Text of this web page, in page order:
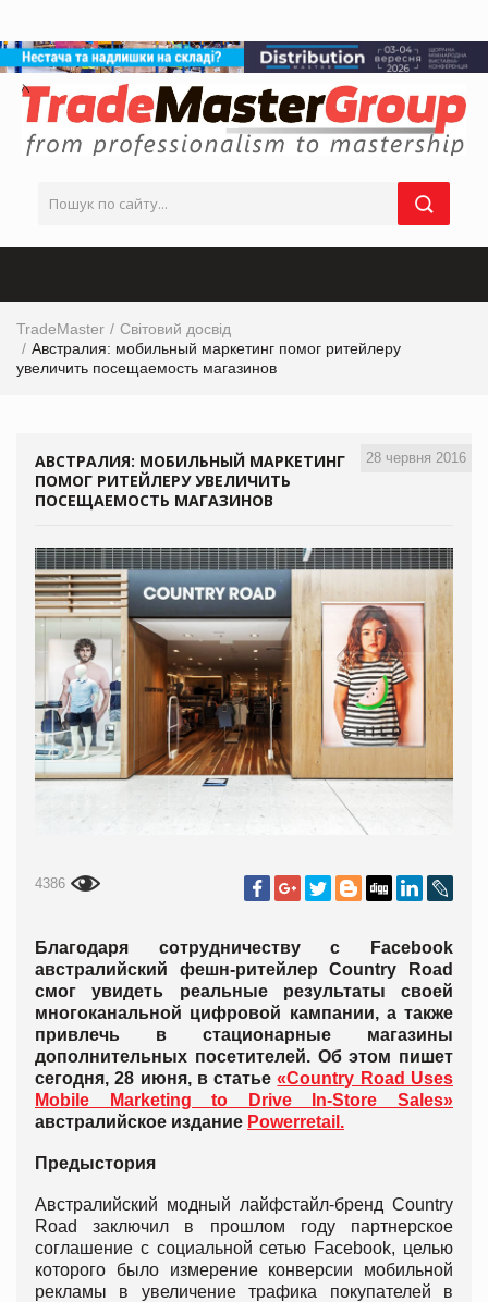
TradeMaster
Світовий досвід
Австралия: мобильный маркетинг помог ритейлеру
увеличить посещаемость магазинов
28 червня 2016
АВСТРАЛИЯ: МОБИЛЬНЫЙ МАРКЕТИНГ
ПОМОГ РИТЕЙЛЕРУ УВЕЛИЧИТЬ
ПОСЕЩАЕМОСТЬ МАГАЗИНОВ
4386
Благодаря сотрудничеству с Facebook
австралийский фешн-ритейлер Country Road
смог увидеть реальные результаты своей
многоканальной цифровой кампании, а также
привлечь в стационарные магазины
дополнительных посетителей. Об этом пишет
сегодня, 28 июня, в статье«Country Road Uses
Mobile Marketing to Drive In-Store Sales»
австралийское издание Powerretail.
Предыстория
Австралийский модный лайфстайл-бренд Country
Road заключил в прошлом году партнерское
соглашение с социальной сетью Facebook, целью
которого было измерение конверсии мобильной
рекламы в увеличение трафика покупателей в